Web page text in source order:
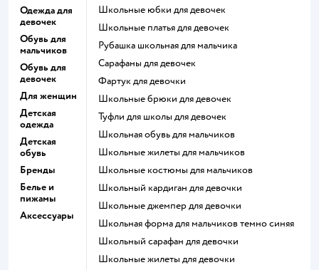
Одежда для
девочек
Обувь для
мальчиков
Обувь для
девочек
Для женщин
Детская
одежда
Детская
обувь
Бренды
Белье и
пижамы
Аксессуары
Школьные юбки для девочек
Школьные платья для девочек
Рубашка школьная для мальчика
Сарафаны для девочек
Фартук для девочки
Школьные брюки для девочек
Туфли для школы для девочек
Школьная обувь для мальчиков
Школьные жилеты для мальчиков
Школьные костюмы для мальчиков
Школьный кардиган для девочки
Школьные джемпер для девочки
Школьная форма для мальчиков темно синяя
Школьный сарафан для девочки
Школьные жилеты для девочки